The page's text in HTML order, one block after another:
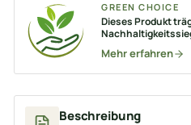
Beschreibung
GREEN CHOICE
Dieses Produkt
Mehr erfahren